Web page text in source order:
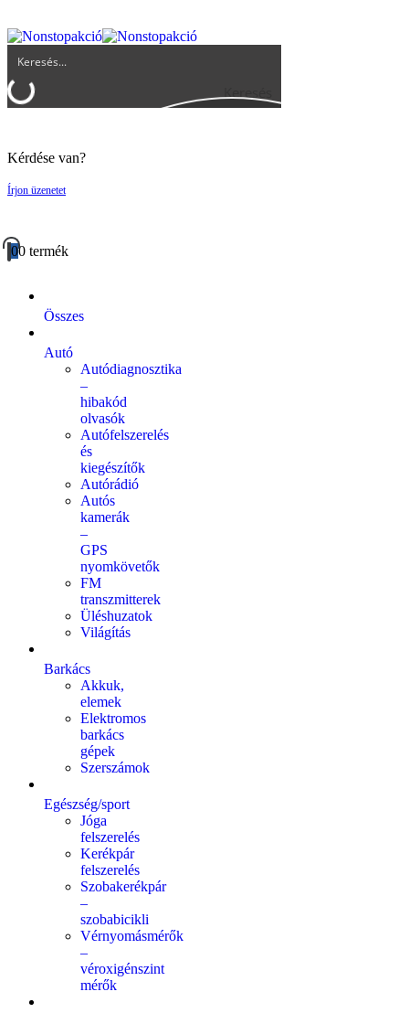
Keresés
Kérdése van?
Írjon üzenetet
00 termék
Összes
Autó
Autódiagnosztika
–
hibakód
olvasók
Autófelszerelés
és
kiegészítők
Autórádió
Autós
kamerák
–
GPS
nyomkövetők
FM
transzmitterek
Üléshuzatok
Világítás
Barkács
Akkuk,
elemek
Elektromos
barkács
gépek
Szerszámok
Egészség/sport
Jóga
felszerelés
Kerékpár
felszerelés
Szobakerékpár
–
szobabicikli
Vérnyomásmérők
–
véroxigénszint
mérők